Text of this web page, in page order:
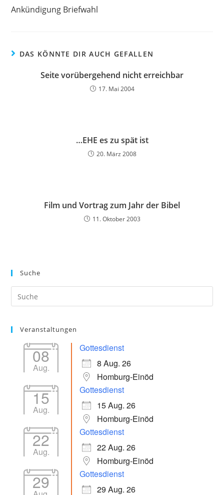
Ankündigung Briefwahl
DAS KÖNNTE DIR AUCH GEFALLEN
Seite vorübergehend nicht erreichbar
17. Mai 2004
…EHE es zu spät ist
20. März 2008
Film und Vortrag zum Jahr der Bibel
11. Oktober 2003
Suche
Veranstaltungen
08
Aug.
Gottesdienst
8 Aug. 26
Homburg-Einöd
15
Aug.
Gottesdienst
15 Aug. 26
Homburg-Einöd
22
Aug.
Gottesdienst
22 Aug. 26
Homburg-Einöd
29
Gottesdienst
29 Aug. 26